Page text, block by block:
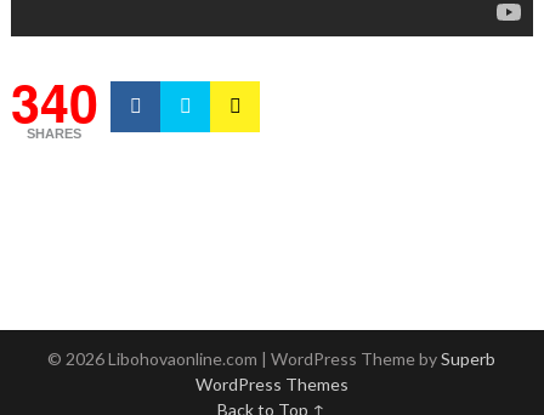
340
SHARES
© 2026 Libohovaonline.com | WordPress Theme bySuperb
WordPress Themes
Back to Top ↑